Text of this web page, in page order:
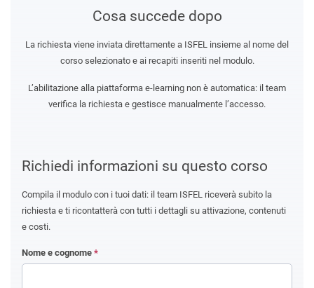
Richiedi informazioni su questo corso
Compila il modulo con i tuoi dati: il team ISFEL riceverà subito la
richiesta e ti ricontatterà con tutti i dettagli su attivazione, contenuti
e costi.
Nome e cognome *
Cosa succede dopo
La richiesta viene inviata direttamente a ISFEL insieme al nome del
corso selezionato e ai recapiti inseriti nel modulo.
L’abilitazione alla piattaforma e-learning non è automatica: il team
verifica la richiesta e gestisce manualmente l’accesso.